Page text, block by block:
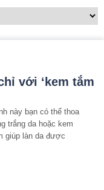
với ‘kem tắm
này bạn có thể thoa
trắng da hoặc kem
giúp làn da được